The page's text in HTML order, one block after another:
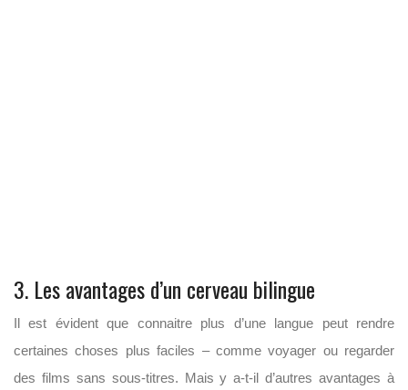
3. Les avantages d’un cerveau bilingue
Il est évident que connaitre plus d’une langue peut rendre
certaines choses plus faciles – comme voyager ou regarder
des films sans sous-titres. Mais y a-t-il d’autres avantages à